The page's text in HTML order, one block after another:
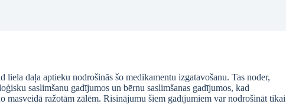
liela daļa aptieku nodrošinās šo medikamentu izgatavošanu. Tas noder,
saslimšanu gadījumos un bērnu saslimšanas gadījumos, kad
masveidā ražotām zālēm. Risinājumu šiem gadījumiem var nodrošināt tikai